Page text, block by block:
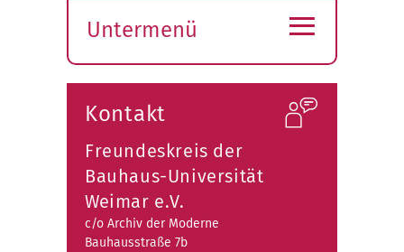
Untermenü
öffnen
≡
Kontakt
Freundeskreis der
Bauhaus-Universität
Weimar e.V.
c/o Archiv der Moderne
Bauhausstraße 7b